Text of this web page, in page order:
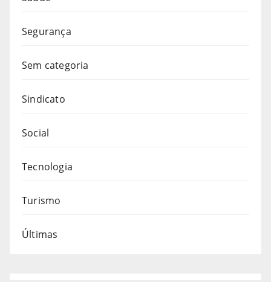
Segurança
Sem categoria
Sindicato
Social
Tecnologia
Turismo
Últimas